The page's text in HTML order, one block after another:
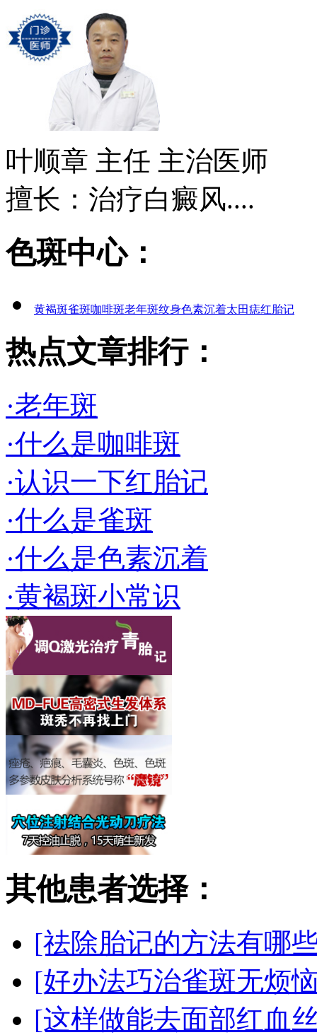
叶顺章 主任 主治医师
擅长：治疗白癜风....
色斑中心：
黄褐斑雀斑咖啡斑老年斑纹身色素沉着太田痣红胎记
热点文章排行：
·老年斑
·什么是咖啡斑
·认识一下红胎记
·什么是雀斑
·什么是色素沉着
·黄褐斑小常识
其他患者选择：
[祛除胎记的方法有哪
[好办法巧治雀斑无烦
[这样做能去面部红血